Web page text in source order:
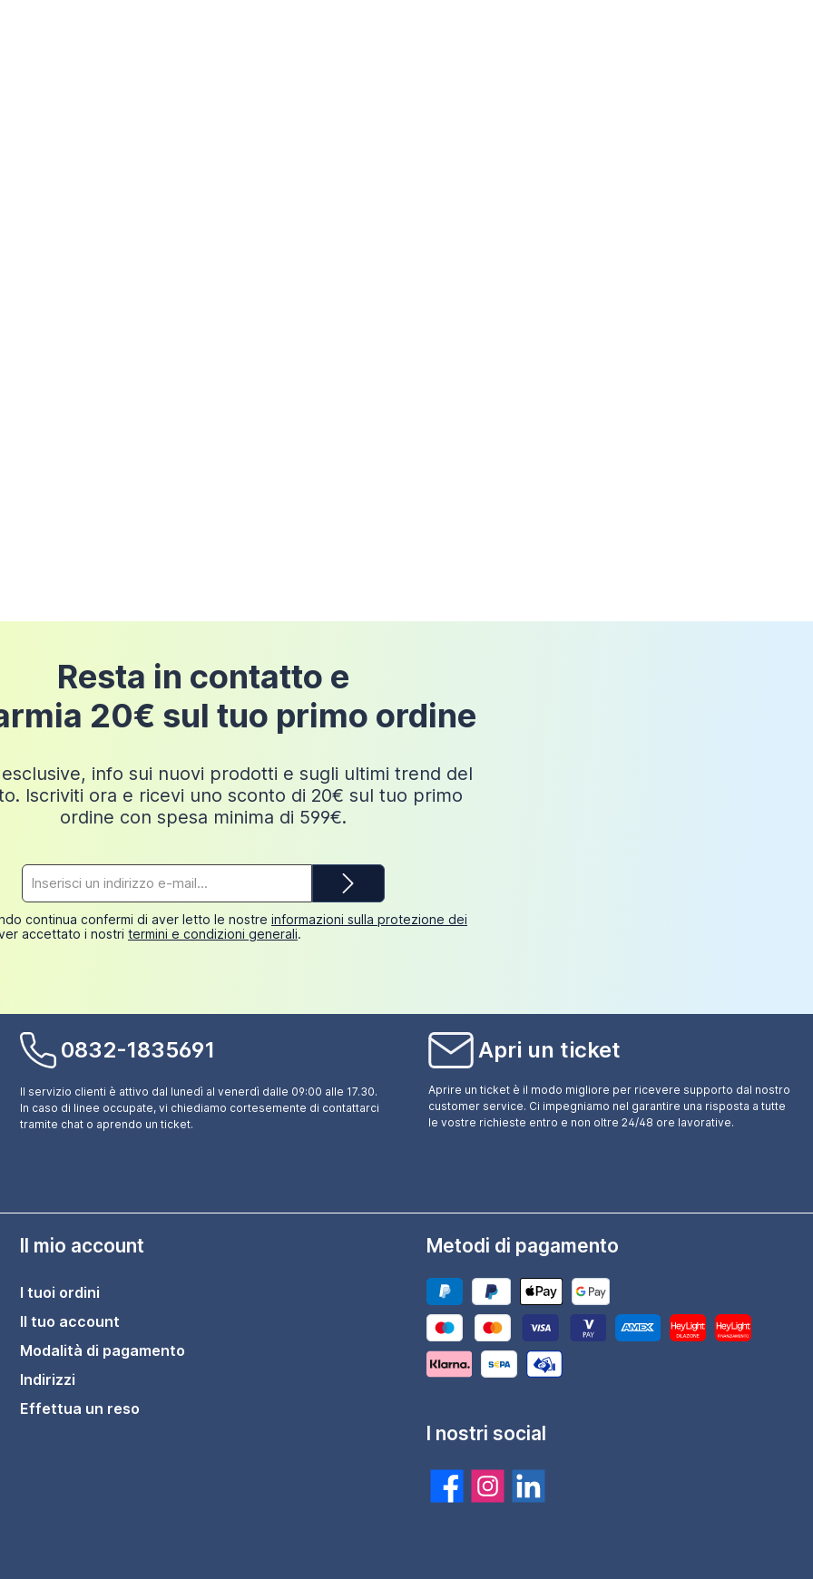
Resta in contatto e
20€ sul tuo primo ordine
info sui nuovi prodotti e sugli ultimi trend del
Iscriviti ora e ricevi uno sconto di 20€ sul tuo primo
ordine con spesa minima di 599€.
e-
mail*
continua confermi di aver letto le nostre informazioni sulla protezione dei
accettato i nostri termini e condizioni generali.
0832-1835691
Il servizio clienti è attivo dal lunedì al venerdì dalle 09:00 alle 17.30.
In caso di linee occupate, vi chiediamo cortesemente di contattarci
tramite chat o aprendo un ticket.
Apri un ticket
Aprire un ticket è il modo migliore per ricevere supporto dal nostro
customer service. Ci impegniamo nel garantire una risposta a tutte
le vostre richieste entro e non oltre 24/48 ore lavorative.
Il mio account
I tuoi ordini
Il tuo account
Modalità di pagamento
Indirizzi
Effettua un reso
Metodi di pagamento
I nostri social